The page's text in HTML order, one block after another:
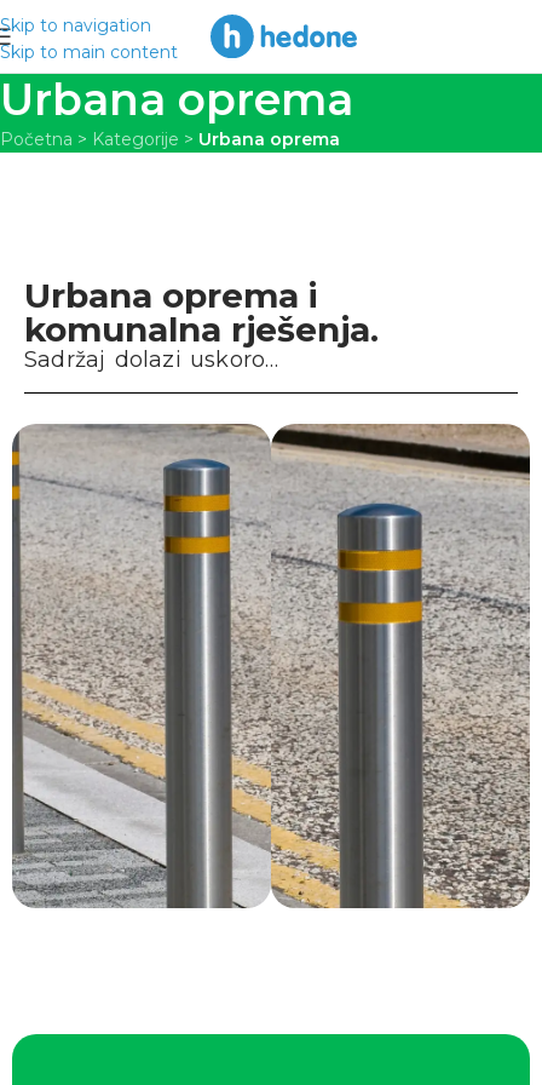
Skip to navigation
Skip to main content
Urbana oprema
Početna > Kategorije > Urbana oprema
Urbana oprema i
komunalna rješenja.
Sadržaj dolazi uskoro…